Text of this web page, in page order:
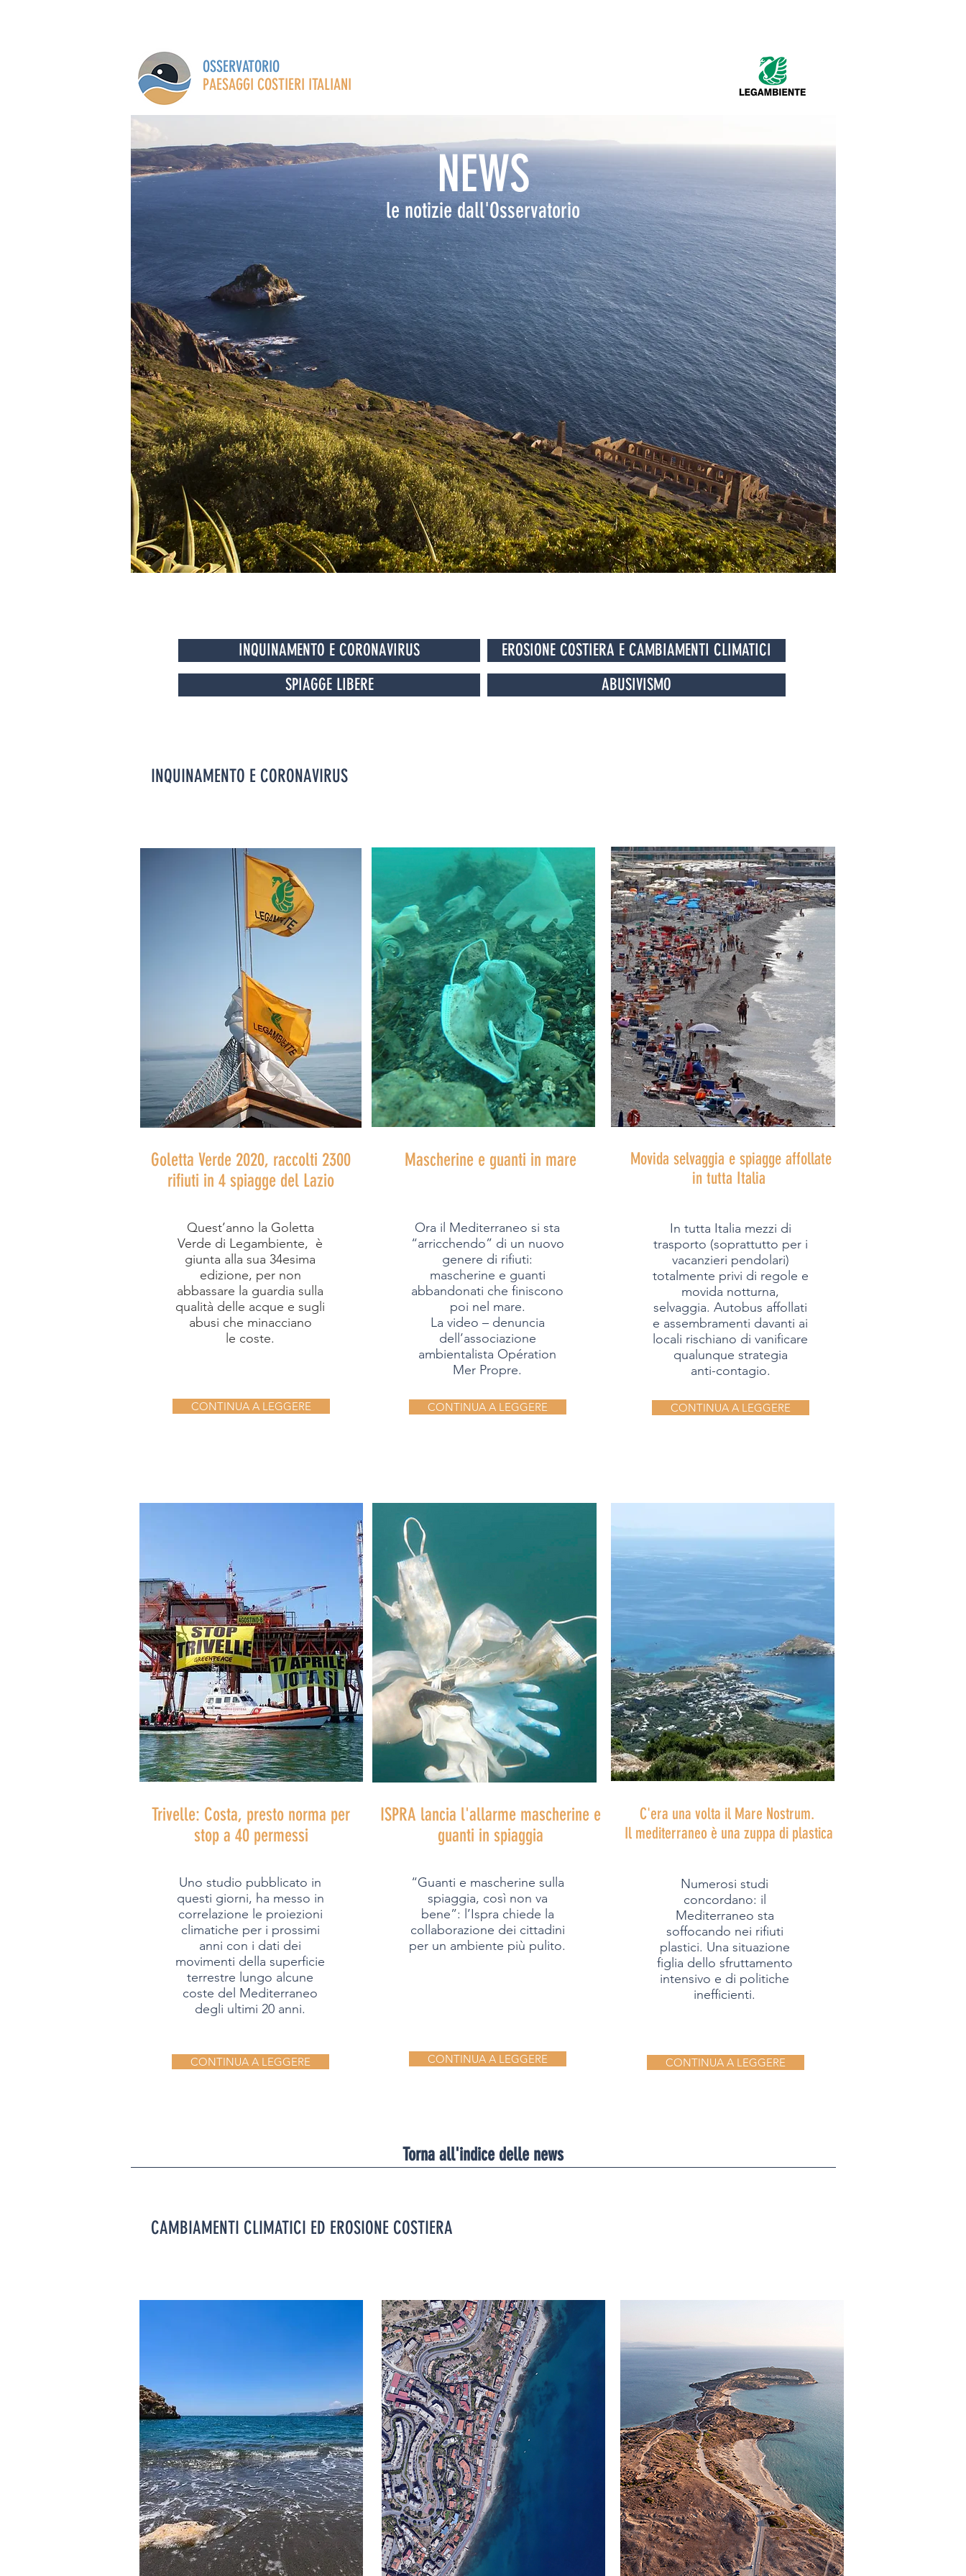
OSSERVATORIO
PAESAGGI COSTIERI ITALIANI
NEWS
le notizie dall'Osservatorio
INQUINAMENTO E CORONAVIRUS
EROSIONE COSTIERA E CAMBIAMENTI CLIMATICI
SPIAGGE LIBERE
ABUSIVISMO
INQUINAMENTO E CORONAVIRUS
Goletta Verde 2020, raccolti 2300
rifiuti in 4 spiagge del Lazio
Quest’anno la Goletta
Verde di Legambiente, è
giunta alla sua 34esima
edizione, per non
abbassare la guardia sulla
qualità delle acque e sugli
abusi che minacciano
le coste.
CONTINUA A LEGGERE
Mascherine e guanti in mare
Ora il Mediterraneo si sta
“arricchendo” di un nuovo
genere di rifiuti:
mascherine e guanti
abbandonati che finiscono
poi nel mare.
La video – denuncia
dell’associazione
ambientalista Opération
Mer Propre.
CONTINUA A LEGGERE
Movida selvaggia e spiagge affollate
in tutta Italia
In tutta Italia mezzi di
trasporto (soprattutto per i
vacanzieri pendolari)
totalmente privi di regole e
movida notturna,
selvaggia. Autobus affollati
e assembramenti davanti ai
locali rischiano di vanificare
qualunque strategia
anti-contagio.
CONTINUA A LEGGERE
Trivelle: Costa, presto norma per
stop a 40 permessi
Uno studio pubblicato in
questi giorni, ha messo in
correlazione le proiezioni
climatiche per i prossimi
anni con i dati dei
movimenti della superficie
terrestre lungo alcune
coste del Mediterraneo
degli ultimi 20 anni.
CONTINUA A LEGGERE
ISPRA lancia l'allarme mascherine e
guanti in spiaggia
“Guanti e mascherine sulla
spiaggia, così non va
bene”: l’Ispra chiede la
collaborazione dei cittadini
per un ambiente più pulito.
CONTINUA A LEGGERE
C'era una volta il Mare Nostrum.
Il mediterraneo è una zuppa di plastica
Numerosi studi
concordano: il
Mediterraneo sta
soffocando nei rifiuti
plastici. Una situazione
figlia dello sfruttamento
intensivo e di politiche
inefficienti.
CONTINUA A LEGGERE
Torna all'indice delle news
CAMBIAMENTI CLIMATICI ED EROSIONE COSTIERA